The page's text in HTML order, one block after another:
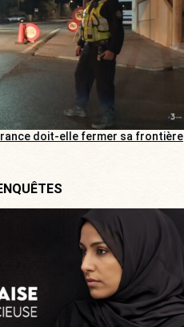
doit-elle fermer sa frontière